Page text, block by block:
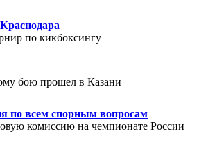
по кикбоксингу
бою прошел в Казани
по всем спорным вопросам
комиссию на чемпионате России